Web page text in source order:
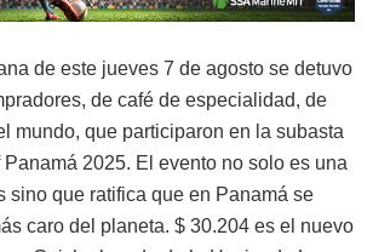
de este jueves 7 de agosto se detuvo
de café de especialidad, de
mundo, que participaron en la subasta
2025. El evento no solo es una
sino que ratifica que en Panamá se
caro del planeta. $ 30.204 es el nuevo